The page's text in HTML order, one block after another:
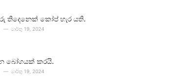
තිදෙනෙක් කෝප් හැර යති.
මාර්තු 19, 2024
බෝගයක් කරයි.
මාර්තු 19, 2024